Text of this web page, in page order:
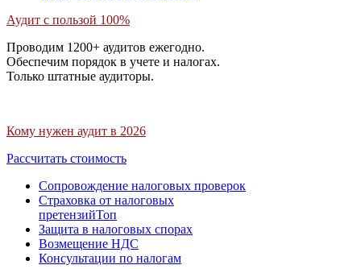
Аудит с пользой 100%
Проводим 1200+ аудитов ежегодно.
Обеспечим порядок в учете и налогах.
Только штатные аудиторы.
Кому нужен аудит в 2026
Рассчитать стоимость
Сопровождение налоговых проверок
Страховка от налоговых
претензийТоп
Защита в налоговых спорах
Возмещение НДС
Консультации по налогам